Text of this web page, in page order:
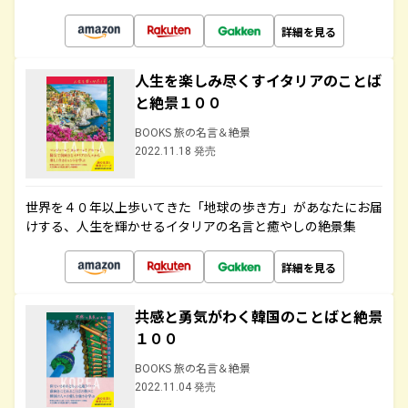
詳細を見る
人生を楽しみ尽くすイタリアのことば
と絶景１００
BOOKS 旅の名言＆絶景
2022.11.18 発売
世界を４０年以上歩いてきた「地球の歩き方」があなたにお届
けする、人生を輝かせるイタリアの名言と癒やしの絶景集
詳細を見る
共感と勇気がわく韓国のことばと絶景
１００
BOOKS 旅の名言＆絶景
2022.11.04 発売